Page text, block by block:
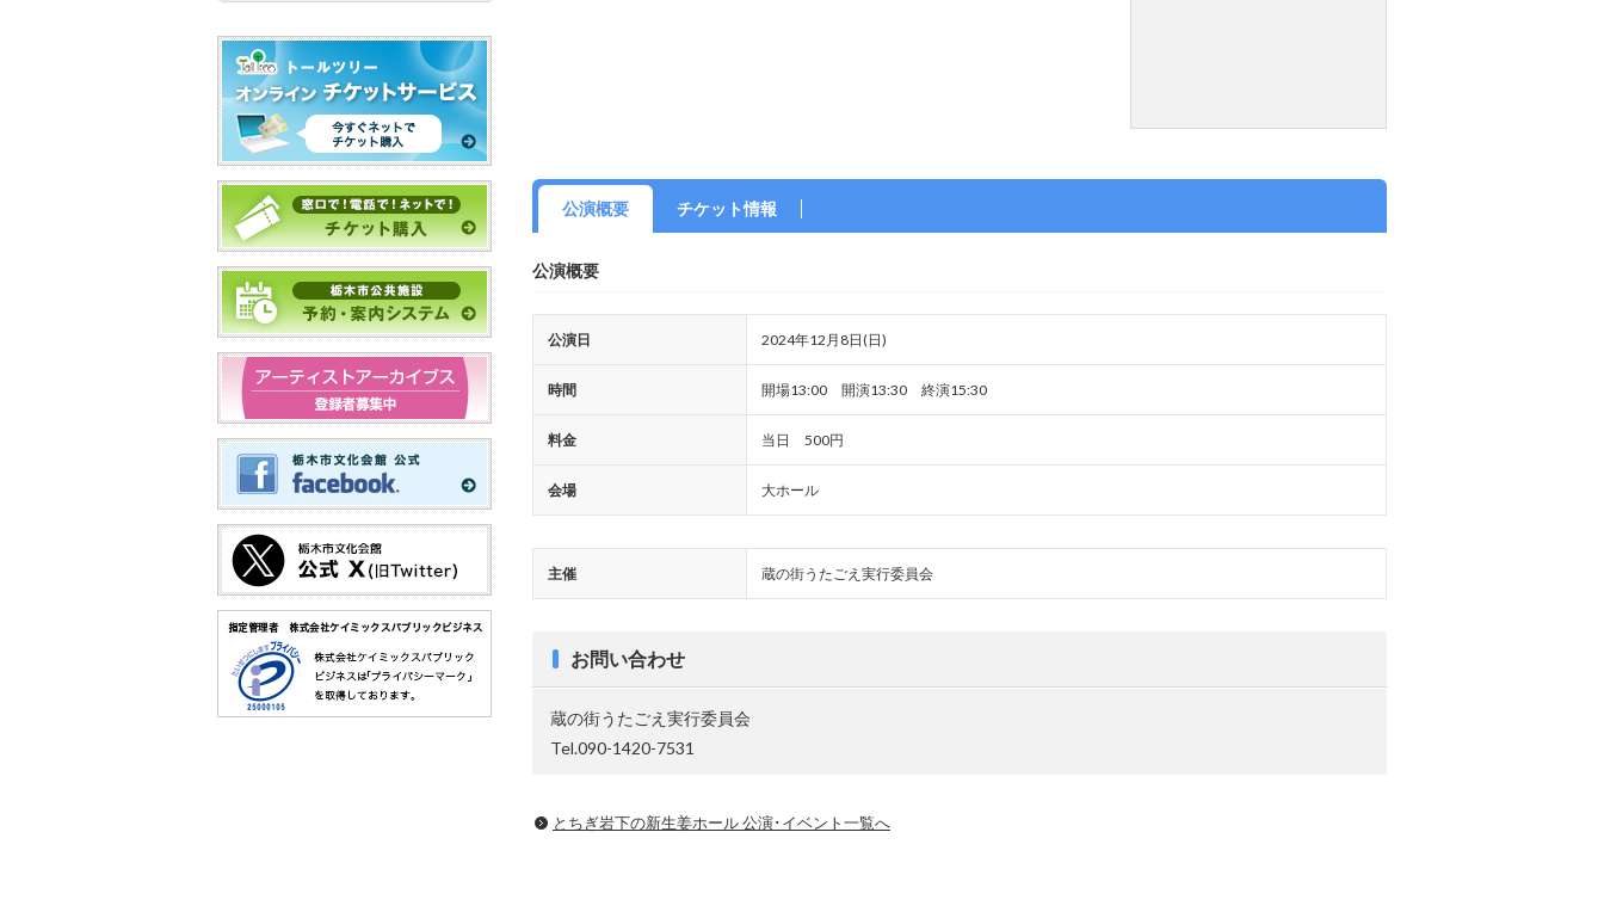
公演概要 チケット情報
公演概要
公演日 2024年12月8日(日)
時間 開場13:00 開演13:30 終演15:30
料金 当日 500円
会場 大ホール
主催 蔵の街うたごえ実行委員会
お問い合わせ
蔵の街うたごえ実行委員会
Tel.090-1420-7531
とちぎ岩下の新⽣姜ホール 公演･イベント一覧へ